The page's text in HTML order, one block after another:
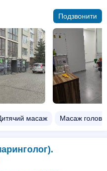
Подзвонити
масаж Масаж голови